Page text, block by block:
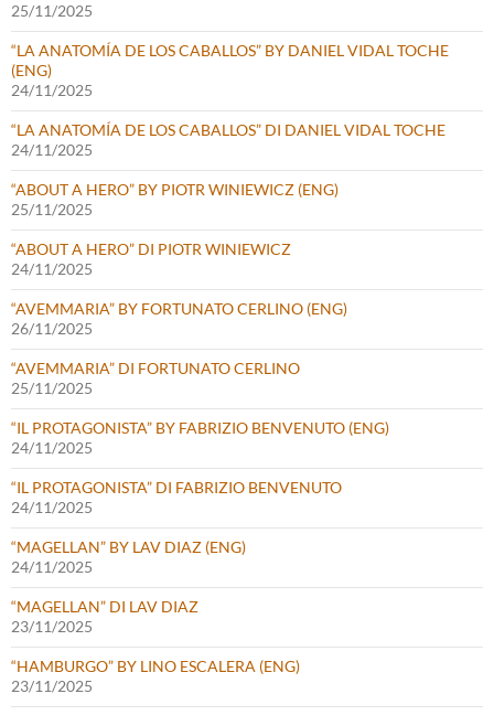
25/11/2025
“LA ANATOMÍA DE LOS CABALLOS” BY DANIEL VIDAL TOCHE
(ENG)
24/11/2025
“LA ANATOMÍA DE LOS CABALLOS” DI DANIEL VIDAL TOCHE
24/11/2025
“ABOUT A HERO” BY PIOTR WINIEWICZ (ENG)
25/11/2025
“ABOUT A HERO” DI PIOTR WINIEWICZ
24/11/2025
“AVEMMARIA” BY FORTUNATO CERLINO (ENG)
26/11/2025
“AVEMMARIA” DI FORTUNATO CERLINO
25/11/2025
“IL PROTAGONISTA” BY FABRIZIO BENVENUTO (ENG)
24/11/2025
“IL PROTAGONISTA” DI FABRIZIO BENVENUTO
24/11/2025
“MAGELLAN” BY LAV DIAZ (ENG)
24/11/2025
“MAGELLAN” DI LAV DIAZ
23/11/2025
“HAMBURGO” BY LINO ESCALERA (ENG)
23/11/2025